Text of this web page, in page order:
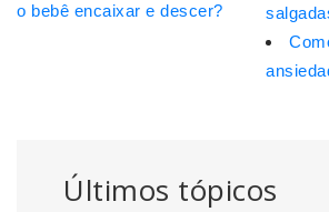
Últimos tópicos
o bebê encaixar e descer?